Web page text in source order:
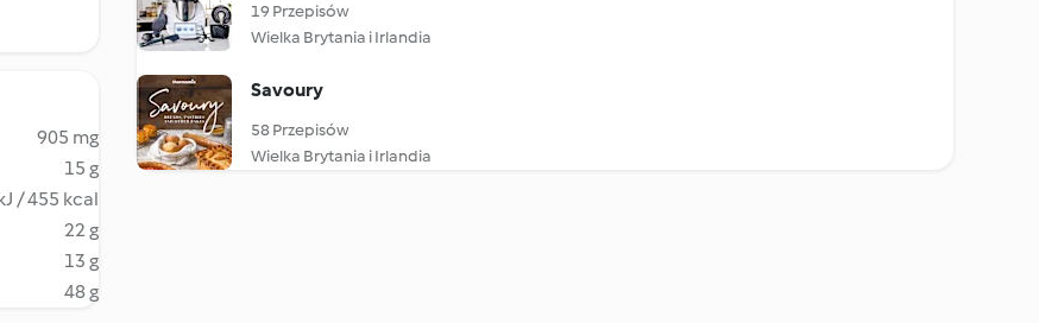
905 mg
15 g
/ 455 kcal
22 g
13 g
48 g
19 Przepisów
Wielka Brytania i Irlandia
Savoury
58 Przepisów
Wielka Brytania i Irlandia